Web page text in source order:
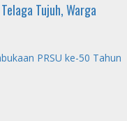
Tujuh, Warga
PRSU ke-50 Tahun